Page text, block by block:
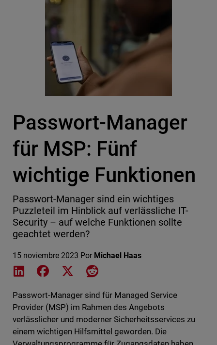
Passwort-Manager
für MSP: Fünf
wichtige Funktionen
Passwort-Manager sind ein wichtiges
Puzzleteil im Hinblick auf verlässliche IT-
Security – auf welche Funktionen sollte
geachtet werden?
15 noviembre 2023 Por Michael Haas
Share on LinkedIn
Share on Facebook
Share on XShare on Reddit
Passwort-Manager sind für Managed Service
Provider (MSP) im Rahmen des Angebots
verlässlicher und moderner Sicherheitsservices zu
einem wichtigen Hilfsmittel geworden. Die